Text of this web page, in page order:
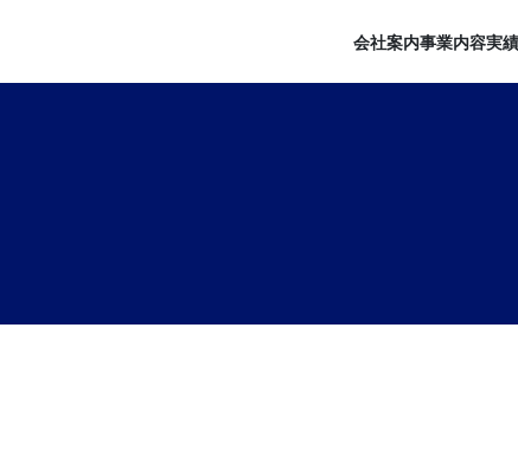
会社案内事業内容実